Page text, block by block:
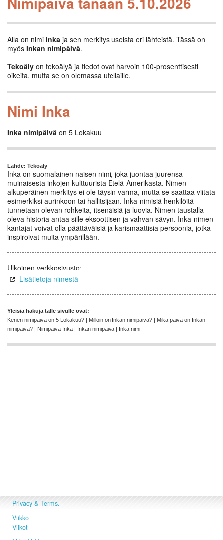
Alla on nimi Inka ja sen merkitys useista eri lähteistä. Tässä on
myös Inkan nimipäivä.
Tekoäly on tekoälyä ja tiedot ovat harvoin 100-prosenttisesti
oikeita, mutta se on olemassa uteliaille.
Nimi Inka
Inka nimipäivä on 5 Lokakuu
Lähde: Tekoäly
Inka on suomalainen naisen nimi, joka juontaa juurensa
muinaisesta inkojen kulttuurista Etelä-Amerikasta. Nimen
alkuperäinen merkitys ei ole täysin varma, mutta se saattaa viitata
esimerkiksi aurinkoon tai hallitsijaan. Inka-nimisiä henkilöitä
tunnetaan olevan rohkeita, itsenäisiä ja luovia. Nimen taustalla
oleva historia antaa sille eksoottisen ja vahvan sävyn. Inka-nimen
kantajat voivat olla päättäväisiä ja karismaattisia persoonia, jotka
inspiroivat muita ympärillään.
Ulkoinen verkkosivusto:
Lisätietoja nimestä
Yleisiä hakuja tälle sivulle ovat:
Kenen nimipäivä on 5 Lokakuu? | Milloin on Inkan nimipäivä? | Mikä päivä on Inkan
nimipäivä? | Nimipäivä Inka | Inkan nimipäivä | Inka nimi
Privacy & Terms.
Viikko
Viikot